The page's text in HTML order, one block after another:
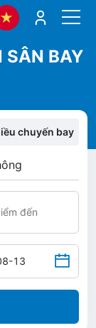
SÂN BAY
chuyến bay